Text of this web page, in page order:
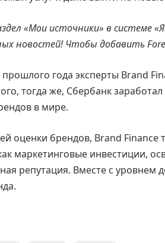
«Мои источники» в системе
новостей! Чтобы добавить
года эксперты Brand
тогда же, Сбербанк
в мире.
оценки брендов, Brand Finance
маркетинговые инвестиции,
репутация. Вместе с